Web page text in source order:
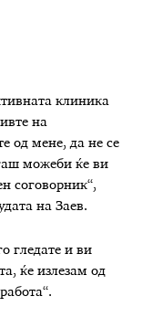
клиника
на
од мене, да не се
можеби ќе ви
соговорник“,
на Заев.
гледате и ви
ќе излезам од